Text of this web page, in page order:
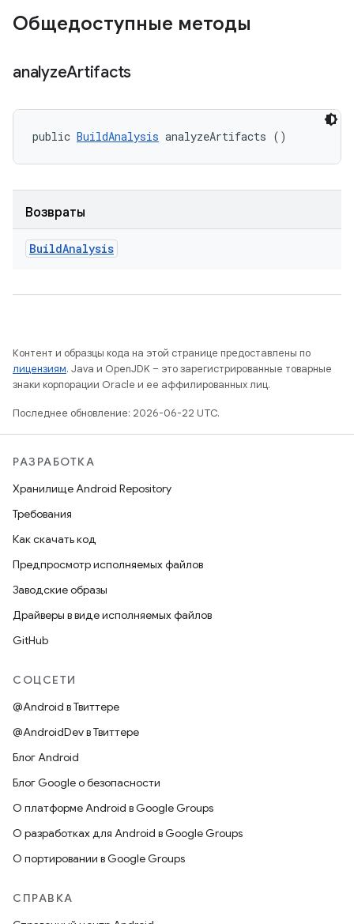
Общедоступные методы
analyzeArtifacts
public BuildAnalysis analyzeArtifacts ()
Возвраты
BuildAnalysis
Контент и образцы кода на этой странице предоставлены по
лицензиям. Java и OpenJDK – это зарегистрированные товарные
знаки корпорации Oracle и ее аффилированных лиц.
Последнее обновление: 2026-06-22 UTC.
РАЗРАБОТКА
Хранилище Android Repository
Требования
Как скачать код
Предпросмотр исполняемых файлов
Заводские образы
Драйверы в виде исполняемых файлов
GitHub
СОЦСЕТИ
@Android в Твиттере
@AndroidDev в Твиттере
Блог Android
Блог Google о безопасности
О платформе Android в Google Groups
О разработках для Android в Google Groups
О портировании в Google Groups
СПРАВКА